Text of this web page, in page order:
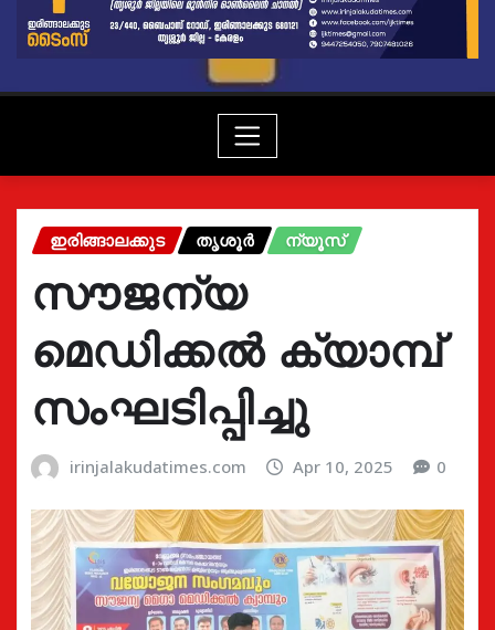
ഇരിങ്ങാലക്കുട തൃശൂർ ന്യൂസ്
സൗജന്യ
മെഡിക്കൽ ക്യാമ്പ്
സംഘടിപ്പിച്ചു
irinjalakudatimes.com Apr 10, 2025 0